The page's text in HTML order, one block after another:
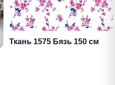
Ткань 1575 Бязь 150 см